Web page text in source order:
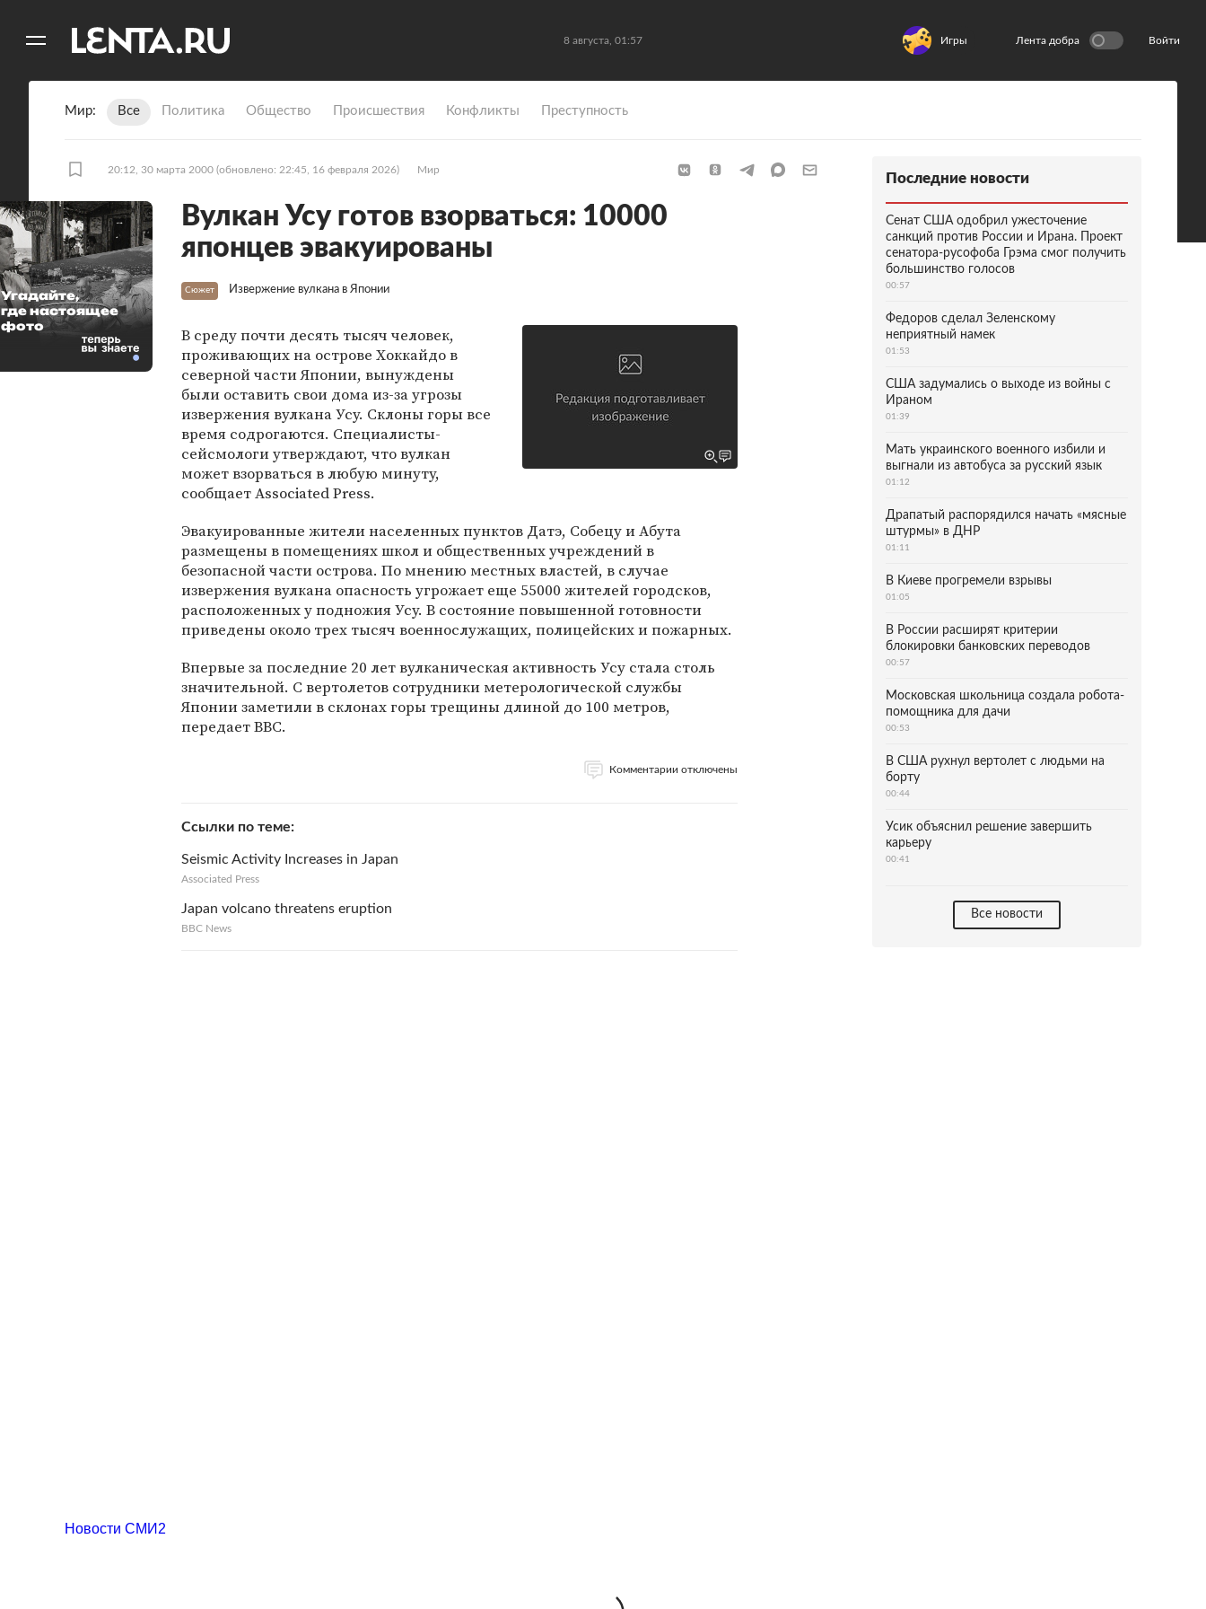
8 августа, 01:57 Игры Лента добра Войти
Мир Все Политика Общество Происшествия Конфликты Преступность
20:12, 30 марта 2000 (обновлено: 22:45, 16 февраля 2026) Мир
Вулкан Усу готов взорваться: 10000
японцев эвакуированы
Сюжет Извержение вулкана в Японии
В среду почти десять тысяч человек,
проживающих на острове Хоккайдо в
северной части Японии, вынуждены
были оставить свои дома из-за угрозы
извержения вулкана Усу. Склоны горы все
время содрогаются. Специалисты-
сейсмологи утверждают, что вулкан
может взорваться в любую минуту,
сообщает Associated Press.
Эвакуированные жители населенных пунктов Датэ, Собецу и Абута
размещены в помещениях школ и общественных учреждений в
безопасной части острова. По мнению местных властей, в случае
извержения вулкана опасность угрожает еще 55000 жителей городсков,
расположенных у подножия Усу. В состояние повышенной готовности
приведены около трех тысяч военнослужащих, полицейских и пожарных.
Впервые за последние 20 лет вулканическая активность Усу стала столь
значительной. С вертолетов сотрудники метерологической службы
Японии заметили в склонах горы трещины длиной до 100 метров,
передает ВВС.
Комментарии отключены
Ссылки по теме
Seismic Activity Increases in Japan
Associated Press
Japan volcano threatens eruption
BBC News
Угадайте,
где настоящее
фото
Последние новости
Сенат США одобрил ужесточение
санкций против России и Ирана. Проект
сенатора-русофоба Грэма смог получить
большинство голосов
00:57
Федоров сделал Зеленскому
неприятный намек
01:53
США задумались о выходе из войны с
Ираном
01:39
Мать украинского военного избили и
выгнали из автобуса за русский язык
01:12
Драпатый распорядился начать «мясные
штурмы» в ДНР
01:11
В Киеве прогремели взрывы
01:05
В России расширят критерии
блокировки банковских переводов
00:57
Московская школьница создала робота-
помощника для дачи
00:53
В США рухнул вертолет с людьми на
борту
00:44
Усик объяснил решение завершить
карьеру
00:41
Все новости
Новости СМИ2